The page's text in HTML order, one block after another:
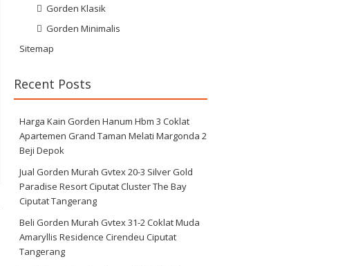
Gorden Klasik
Gorden Minimalis
Sitemap
Recent Posts
Harga Kain Gorden Hanum Hbm 3 Coklat
Apartemen Grand Taman Melati Margonda 2
Beji Depok
Jual Gorden Murah Gvtex 20-3 Silver Gold
Paradise Resort Ciputat Cluster The Bay
Ciputat Tangerang
Beli Gorden Murah Gvtex 31-2 Coklat Muda
Amaryllis Residence Cirendeu Ciputat
Tangerang